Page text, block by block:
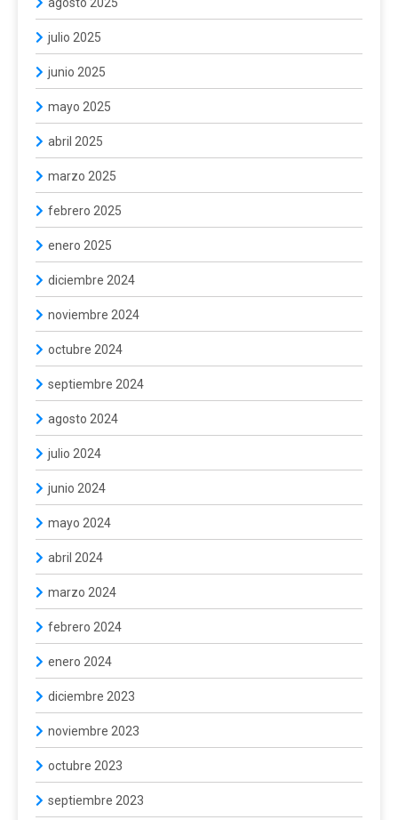
julio 2025
junio 2025
mayo 2025
abril 2025
marzo 2025
febrero 2025
enero 2025
diciembre 2024
noviembre 2024
octubre 2024
septiembre 2024
agosto 2024
julio 2024
junio 2024
mayo 2024
abril 2024
marzo 2024
febrero 2024
enero 2024
diciembre 2023
noviembre 2023
octubre 2023
septiembre 2023